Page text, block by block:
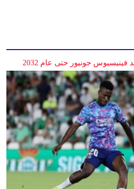
جونيور حتى عام 2032